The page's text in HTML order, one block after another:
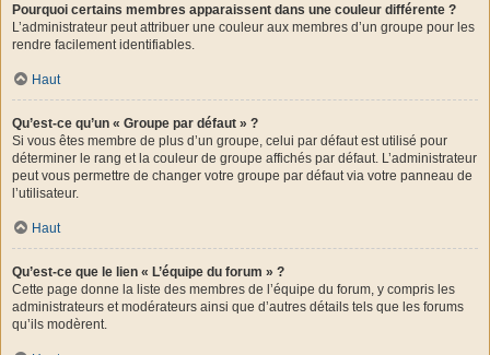
Pourquoi certains membres apparaissent dans une couleur différente ?
L’administrateur peut attribuer une couleur aux membres d’un groupe pour les
rendre facilement identifiables.
Haut
Qu’est-ce qu’un « Groupe par défaut » ?
Si vous êtes membre de plus d’un groupe, celui par défaut est utilisé pour
déterminer le rang et la couleur de groupe affichés par défaut. L’administrateur
peut vous permettre de changer votre groupe par défaut via votre panneau de
l’utilisateur.
Haut
Qu’est-ce que le lien « L’équipe du forum » ?
Cette page donne la liste des membres de l’équipe du forum, y compris les
administrateurs et modérateurs ainsi que d’autres détails tels que les forums
qu’ils modèrent.